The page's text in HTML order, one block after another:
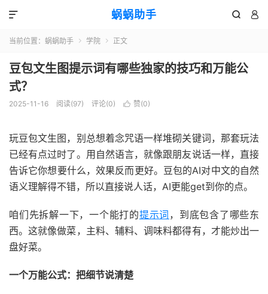
蜗蜗助手  

当前位置： 蜗蜗助手  学院  正文
豆包文生图提示词有哪些独家的技巧和万能公
式？
2025-11-16 阅读(97) 评论(0)  赞(0)
玩豆包文生图，别总想着念咒语一样堆砌关键词，那套玩法
已经有点过时了。用自然语言，就像跟朋友说话一样，直接
告诉它你想要什么，效果反而更好。豆包的AI对中文的自然
语义理解得不错，所以直接说人话，AI更能get到你的点。
咱们先拆解一下，一个能打的提示词 ，到底包含了哪些东
西。这就像做菜，主料、辅料、调味料都得有，才能炒出一
盘好菜。
一个万能公式：把细节说清楚